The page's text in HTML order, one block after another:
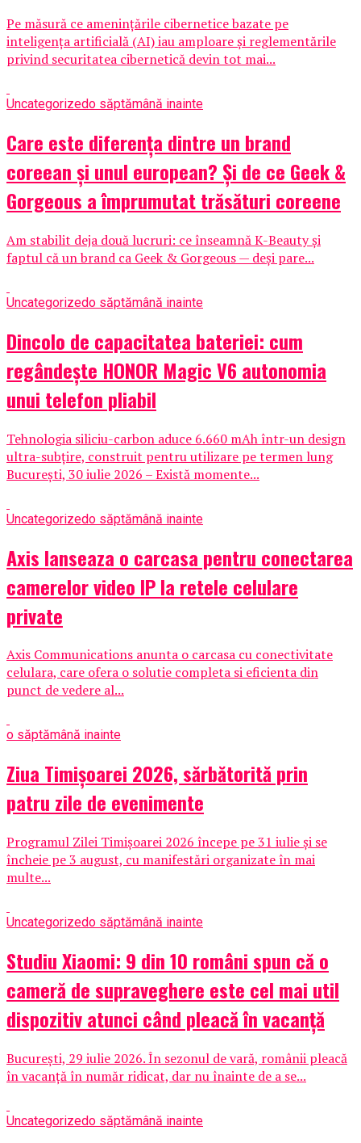
Pe măsură ce amenințările cibernetice bazate pe
inteligența artificială (AI) iau amploare și reglementările
privind securitatea cibernetică devin tot mai...
Uncategorizedo săptămână inainte
Care este diferența dintre un brand
coreean și unul european? Și de ce Geek &
Gorgeous a împrumutat trăsături coreene
Am stabilit deja două lucruri: ce înseamnă K-Beauty și
faptul că un brand ca Geek & Gorgeous — deși pare...
Uncategorizedo săptămână inainte
Dincolo de capacitatea bateriei: cum
regândește HONOR Magic V6 autonomia
unui telefon pliabil
Tehnologia siliciu-carbon aduce 6.660 mAh într-un design
ultra-subțire, construit pentru utilizare pe termen lung
București, 30 iulie 2026 – Există momente...
Uncategorizedo săptămână inainte
Axis lanseaza o carcasa pentru conectarea
camerelor video IP la retele celulare
private
Axis Communications anunta o carcasa cu conectivitate
celulara, care ofera o solutie completa si eficienta din
punct de vedere al...
o săptămână inainte
Ziua Timișoarei 2026, sărbătorită prin
patru zile de evenimente
Programul Zilei Timișoarei 2026 începe pe 31 iulie și se
încheie pe 3 august, cu manifestări organizate în mai
multe...
Uncategorizedo săptămână inainte
Studiu Xiaomi: 9 din 10 români spun că o
cameră de supraveghere este cel mai util
dispozitiv atunci când pleacă în vacanță
București, 29 iulie 2026. În sezonul de vară, românii pleacă
în vacanță în număr ridicat, dar nu înainte de a se...
Uncategorizedo săptămână inainte